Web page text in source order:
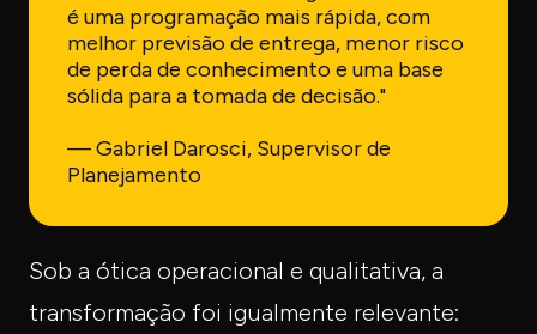
é uma programação mais rápida, com
melhor previsão de entrega, menor risco
de perda de conhecimento e uma base
sólida para a tomada de decisão."
— Gabriel Darosci, Supervisor de
Planejamento
Sob a ótica operacional e qualitativa, a
transformação foi igualmente relevante: